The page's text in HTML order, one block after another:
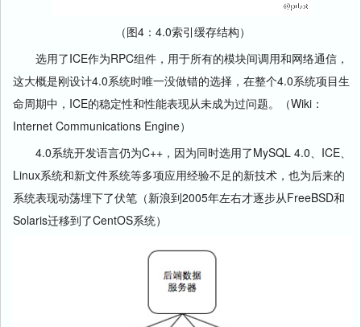
（图4：4.0索引缓存结构）
选用了ICE作为RPC组件，用于所有的模块间调用和网络通信，
这大概是刚设计4.0系统时唯一没做错的选择，在整个4.0系统项目生
命周期中，ICE的稳定性和性能表现从未成为过问题。（Wiki：
Internet Communications Engine）
4.0系统开发语言仍为C++，因为同时选用了MySQL 4.0、ICE、
Linux系统和新文件系统等多项应用经验不足的新技术，也为后来的
系统表现动荡埋下了伏笔（新浪到2005年左右才逐步从FreeBSD和
Solaris迁移到了CentOS系统）